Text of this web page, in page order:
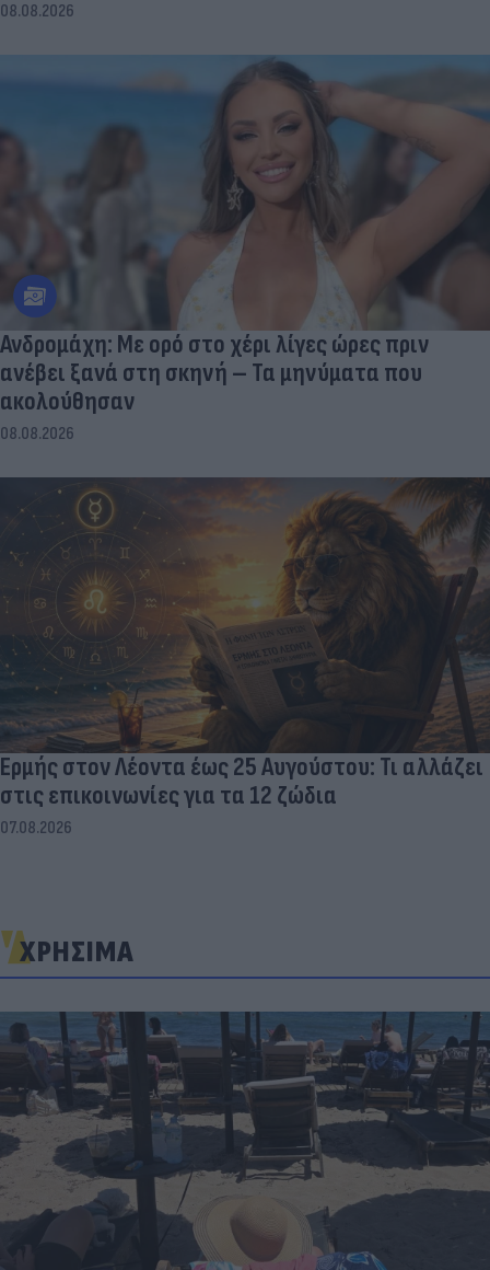
08.08.2026
Ανδρομάχη: Με ορό στο χέρι λίγες ώρες πριν
ανέβει ξανά στη σκηνή – Τα μηνύματα που
ακολούθησαν
08.08.2026
Ερμής στον Λέοντα έως 25 Αυγούστου: Τι αλλάζει
στις επικοινωνίες για τα 12 ζώδια
07.08.2026
ΧΡΗΣΙΜΑ